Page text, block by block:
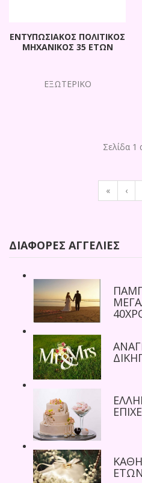
ΕΝΤΥΠΩΣΙΑΚΟΣ ΠΟΛΙΤΙΚΟΣ
ΜΗΧΑΝΙΚΟΣ 35 ΕΤΩΝ
ΕΞΩΤΕΡΙΚΟ
Σελίδα 1
« ‹
ΔΙΆΦΟΡΕΣ ΑΓΓΕΛΊΕΣ
ΕΤΩΝ